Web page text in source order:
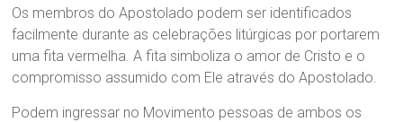
Os membros do Apostolado podem ser identificados
facilmente durante as celebrações litúrgicas por portarem
uma fita vermelha. A fita simboliza o amor de Cristo e o
compromisso assumido com Ele através do Apostolado.
Podem ingressar no Movimento pessoas de ambos os